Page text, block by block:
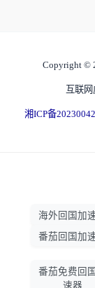
Copyright ©
互联
湘ICP备
海外回国加
番茄回国加
番茄免费回
速器